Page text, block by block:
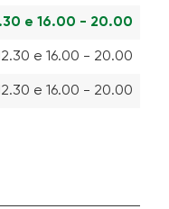
e 16.00 - 20.00
e 16.00 - 20.00
e 16.00 - 20.00